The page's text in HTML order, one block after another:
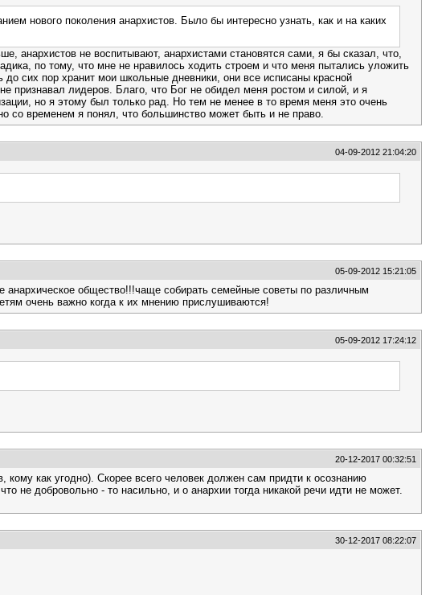
нового поколения анархистов. Было бы интересно узнать, как и на каких
анархистов не воспитывают, анархистами становятся сами, я бы сказал, что,
по тому, что мне не нравилось ходить строем и что меня пытались уложить
сих пор хранит мои школьные дневники, они все исписаны красной
признавал лидеров. Благо, что Бог не обидел меня ростом и силой, и я
но я этому был только рад. Но тем не менее в то время меня это очень
со временем я понял, что большинство может быть и не право.
04-09-2012 21:04:20
05-09-2012 15:21:05
анархическое общество!!!чаще собирать семейные советы по различным
очень важно когда к их мнению прислушиваются!
05-09-2012 17:24:12
20-12-2017 00:32:51
как угодно). Скорее всего человек должен сам придти к осознанию
не добровольно - то насильно, и о анархии тогда никакой речи идти не может.
30-12-2017 08:22:07